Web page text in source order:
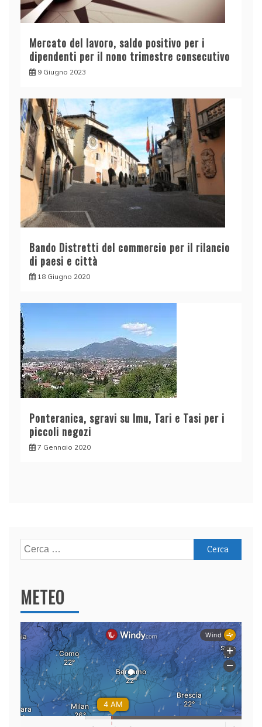
Mercato del lavoro, saldo positivo per i
dipendenti per il nono trimestre consecutivo
9 Giugno 2023
Bando Distretti del commercio per il rilancio
di paesi e città
18 Giugno 2020
Ponteranica, sgravi su Imu, Tari e Tasi per i
piccoli negozi
7 Gennaio 2020
Ricerca
per:
METEO